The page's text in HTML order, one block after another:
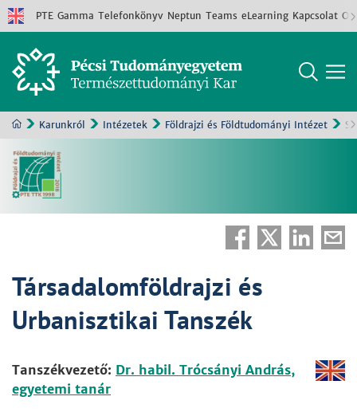
PTE Gamma Telefonkönyv Neptun Teams eLearning Kapcsolat
Karunkról Intézetek Földrajzi és Földtudományi Intézet
Társadalomföldrajzi és
Urbanisztikai Tanszék
Tanszékvezető: Dr. habil. Trócsányi András,
egyetemi tanár